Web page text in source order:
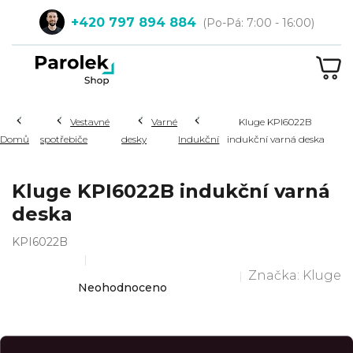
obsah
+420 797 894 884
Hledat
Domů
Vestavné
spotřebiče
Varné
desky
Indukční
Kluge KPI6022B
indukční varná deska
Kluge KPI6022B indukční varná
deska
KPI6022B
hodnocení
Neohodnoceno
Značka: Kluge